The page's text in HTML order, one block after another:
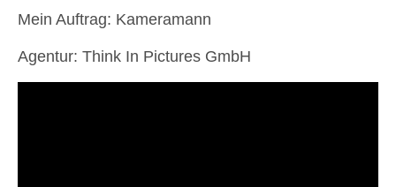
Mein Auftrag: Kameramann
Agentur: Think In Pictures GmbH